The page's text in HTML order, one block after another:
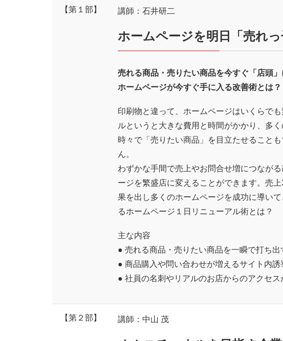
【第１部】 講師：石井研二
ホームページを明日「売れ
売れる商品・売りたい商品を今すぐ「店頭
ホームページが今すぐ手に入る改善術とは？
印刷物と違って、ホームページはいくらで
ルというと大きな費用と時間がかかり、多
時々で「売りたい商品」を目立たせること
ん。
わずかな手間で売上やお問合せ増につなが
ージを繁盛店に変えることができます。売
果を出し多くのホームページを成功に導い
るホームページ１日リニューアル術とは？
主な内容
● 売れる商品・売りたい商品を一瞬で打ち出
● 商品購入や問い合わせが増えるサイト内誘
● 社員の名刺やリアルのお店からのアクセ
【第２部】 講師：中山 茂